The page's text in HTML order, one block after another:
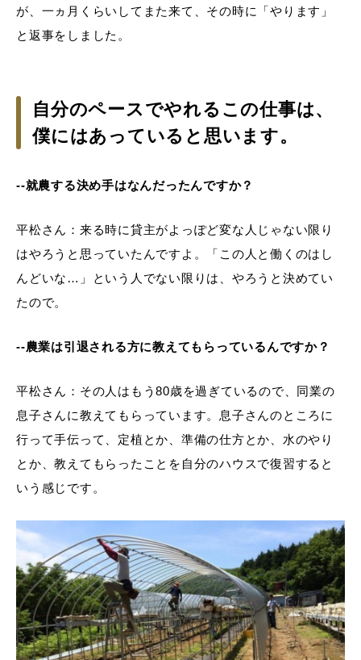
が、一ヵ月くらいしてまた来て、その時に「やります」
と返事をしました。
自分のペースでやれるこの仕事は、
僕にはあっていると思います。
--就農する決め手はなんだったんですか？
平松さん：来る時に貸主がよっぽど変な人じゃない限り
はやろうと思っていたんですよ。「この人と働くのはし
んどいな…」という人でない限りは、やろうと決めてい
たので。
--農業は引退される方に教えてもらっているんですか？
平松さん：その人はもう80歳を過ぎているので、同業の
息子さんに教えてもらっています。息子さんのところに
行って手伝って、定植とか、準備の仕方とか、水のやり
とか、教えてもらったことを自分のハウスで復習すると
いう感じです。